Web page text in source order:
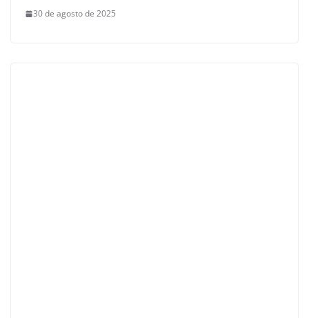
30 de agosto de 2025